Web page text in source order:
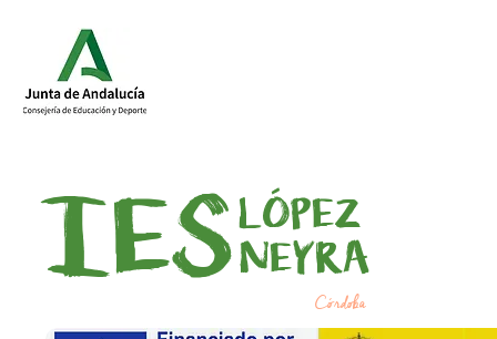
IESLÓPEZ
NEYRA
Córdoba